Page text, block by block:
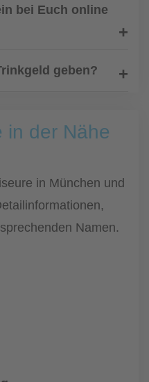
bei Euch online
geben?
in der Nähe
in München und
Namen.